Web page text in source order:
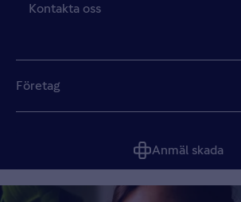
Kontakta oss
Företag
Anmäl skada